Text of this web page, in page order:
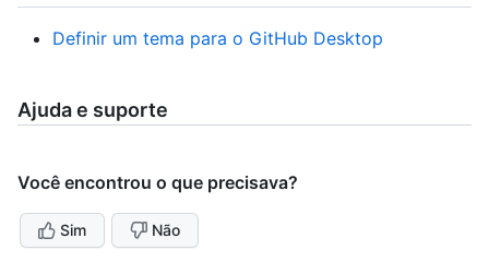
Definir um tema para o GitHub Desktop
Ajuda e suporte
Você encontrou o que precisava?
Sim Não